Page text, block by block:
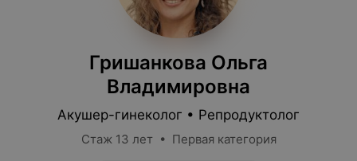
Гришанкова Ольга
Владимировна
Акушер-гинеколог • Репродуктолог
Стаж 13 лет • Первая категория